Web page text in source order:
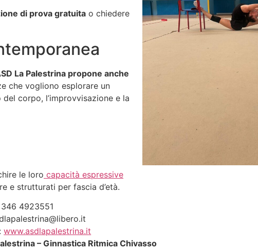
di prova gratuita o chiedere
La Palestrina propone anche
che vogliono esplorare un
corpo, l’improvvisazione e la
le loro capacità espressive
e strutturati per fascia d’età.
346 4923551
:www.asdlapalestrina.it
– Ginnastica Ritmica Chivasso